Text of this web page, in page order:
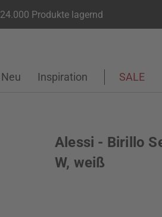
24.000 Produkte lagernd
Neu Inspiration SALE
Alessi - Birillo
W, weiß